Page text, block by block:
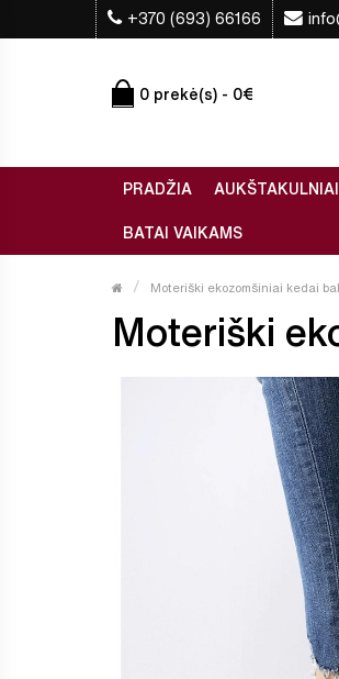
+370 (693) 66166
0 prekė(s) - 0€
PRADŽIA AUKŠTAKULNIAI
BATAI VAIKAMS
Moteriški ekozomšiniai kedai
Moteriški